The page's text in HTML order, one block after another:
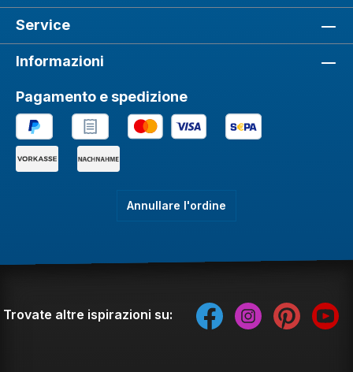
Service
Informazioni
Pagamento e spedizione
Annullare l'ordine
Trovate altre ispirazioni su: